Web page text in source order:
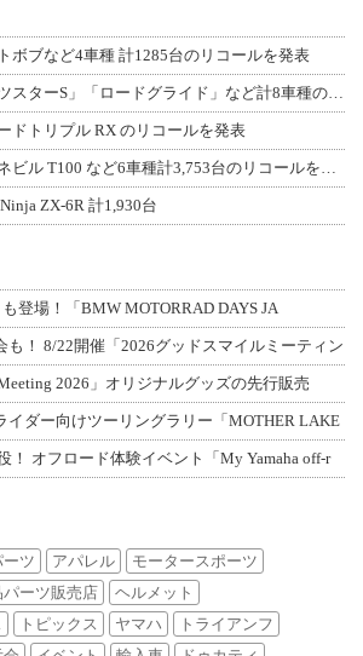
ボブなど4車種 計1285台のリコールを発表
【ハーレー】「スポーツスターS」「ロードグライド」など計8車種のリコールを発表
ドトリプル RX のリコールを発表
【トライアンフ】ボンネビル T100 など6車種計3,753台のリコールを発表
ZX-6R 計1,930台
も登場！「BMW MOTORRAD DAYS JA
も！ 8/22開催「2026グッドスマイルミーティン
2026」オリジナルグッズの先行販売
イダー向けツーリングラリー「MOTHER LAKE
！ オフロード体験イベント「My Yamaha off-r
ツ アパレル
モータースポーツ
パーツ販売店
ヘルメット
トピックス ヤマハ
トライアンフ